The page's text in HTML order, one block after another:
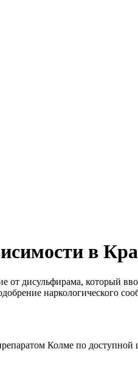
в
от дисульфирама, который
наркологического
Колме по